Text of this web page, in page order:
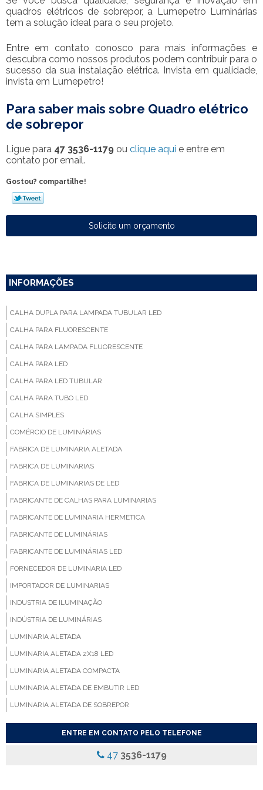
quadros elétricos de sobrepor, a Lumepetro Luminárias
tem a solução ideal para o seu projeto.
Entre em contato conosco para mais informações e
descubra como nossos produtos podem contribuir para o
sucesso da sua instalação elétrica. Invista em qualidade,
invista em Lumepetro!
Para saber mais sobre Quadro elétrico
de sobrepor
Ligue para 47 3536-1179 ou clique aqui e entre em
contato por email.
Gostou? compartilhe!
Solicite um orçamento
INFORMAÇÕES
CALHA DUPLA PARA LAMPADA TUBULAR LED
CALHA PARA FLUORESCENTE
CALHA PARA LAMPADA FLUORESCENTE
CALHA PARA LED
CALHA PARA LED TUBULAR
CALHA PARA TUBO LED
CALHA SIMPLES
COMÉRCIO DE LUMINÁRIAS
FABRICA DE LUMINARIA ALETADA
FABRICA DE LUMINARIAS
FABRICA DE LUMINARIAS DE LED
FABRICANTE DE CALHAS PARA LUMINARIAS
FABRICANTE DE LUMINARIA HERMETICA
FABRICANTE DE LUMINÁRIAS
FABRICANTE DE LUMINÁRIAS LED
FORNECEDOR DE LUMINARIA LED
IMPORTADOR DE LUMINARIAS
INDUSTRIA DE ILUMINAÇÃO
INDÚSTRIA DE LUMINÁRIAS
LUMINARIA ALETADA
LUMINARIA ALETADA 2X18 LED
LUMINARIA ALETADA COMPACTA
LUMINARIA ALETADA DE EMBUTIR LED
LUMINARIA ALETADA DE SOBREPOR
LUMINARIA ALETADA EMBUTIR
ENTRE EM CONTATO PELO TELEFONE
47 3536-1179